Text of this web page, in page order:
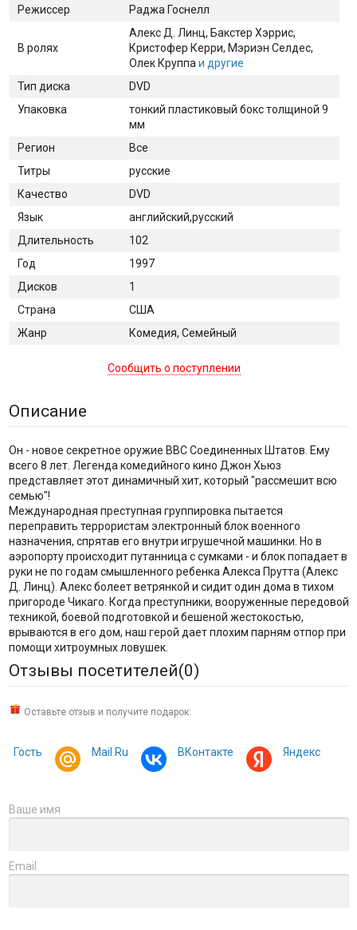
Режиссер Раджа Госнелл
В ролях
Алекс Д. Линц, Бакстер Хэррис,
Кристофер Керри, Мэриэн Селдес,
Олек Круппа и другие
Тип диска
DVD
Упаковка
тонкий пластиковый бокс толщиной 9
мм
Регион
Все
Титры
русские
Качество
DVD
Язык
английский,русский
Длительность
102
Год
1997
Дисков
1
Страна
США
Жанр
Комедия, Семейный
Сообщить о поступлении
Описание
Он - новое секретное оружие ВВС Соединенных Штатов. Ему
всего 8 лет. Легенда комедийного кино Джон Хьюз
представляет этот динамичный хит, который "рассмешит всю
семью"!
Международная преступная группировка пытается
переправить террористам электронный блок военного
назначения, спрятав его внутри игрушечной машинки. Но в
аэропорту происходит путанница с сумками - и блок попадает в
руки не по годам смышленного ребенка Алекса Прутта (Алекс
Д. Линц). Алекс болеет ветрянкой и сидит один дома в тихом
пригороде Чикаго. Когда преступники, вооруженные передовой
техникой, боевой подготовкой и бешеной жестокостью,
врываются в его дом, наш герой дает плохим парням отпор при
помощи хитроумных ловушек.
Отзывы посетителей(0)
Оставьте отзыв и получите подарок:
Гость Mail.Ru ВКонтакте Яндекс
Ваше имя
Email